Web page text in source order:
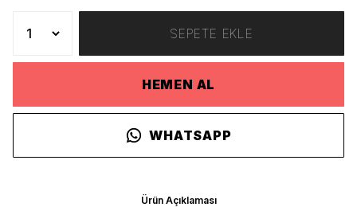
SEPETE EKLE
HEMEN AL
WHATSAPP
Ürün Açıklaması